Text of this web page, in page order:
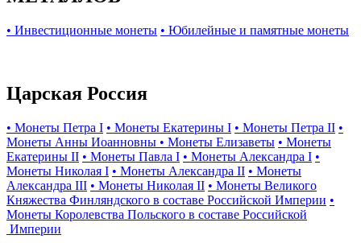
• Инвестиционные монеты • Юбилейные и памятные монеты
Царская Россия
• Монеты Петра I • Монеты Екатерины I • Монеты Петра II •
Монеты Анны Иоанновны • Монеты Елизаветы • Монеты
Екатерины II • Монеты Павла I • Монеты Александра I •
Монеты Николая I • Монеты Александра II • Монеты
Александра III • Монеты Николая II • Монеты Великого
Княжества Финляндского в составе Российской Империи •
Монеты Королевства Польского в составе Российской
Империи